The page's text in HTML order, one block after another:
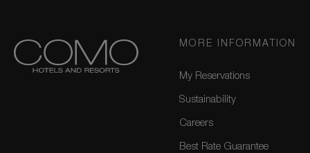
MORE INFORMATION
My Reservations
Sustainability
Careers
Best Rate Guarantee